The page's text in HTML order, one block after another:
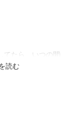
たら、いつの
読む